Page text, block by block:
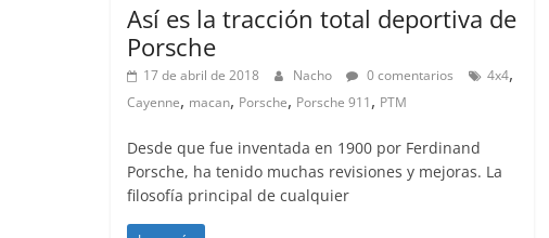
Así es la tracción total deportiva de
Porsche
17 de abril de 2018 Nacho 0 comentarios 4x4,
Cayenne, macan, Porsche, Porsche 911, PTM
Desde que fue inventada en 1900 por Ferdinand
Porsche, ha tenido muchas revisiones y mejoras. La
filosofía principal de cualquier